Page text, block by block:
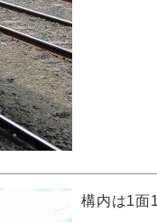
構内は1面